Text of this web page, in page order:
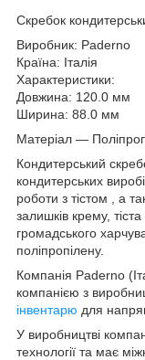
Скребок
Виробник: Paderno
Країна: Італія
Характеристики:
Довжина: 120.0 мм
Ширина: 88.0 мм
Матеріал —
Кондитерський
кондитерських
роботи з тістом , а
залишків крему,
громадського
поліпропілену.
Компанія Paderno
компанією з
інвентарю для
У виробництві
технології та має